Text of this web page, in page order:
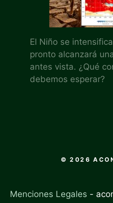
El Niño se
pronto alcanzará
antes vista. ¿Qué
debemos esperar?
© 2026
Menciones Legales -